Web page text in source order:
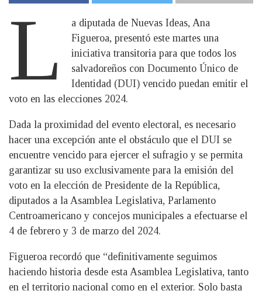
L
a diputada de Nuevas Ideas, Ana
Figueroa, presentó este martes una
iniciativa transitoria para que todos los
salvadoreños con Documento Único de
Identidad (DUI) vencido puedan emitir el
voto en las elecciones 2024.
Dada la proximidad del evento electoral, es necesario
hacer una excepción ante el obstáculo que el DUI se
encuentre vencido para ejercer el sufragio y se permita
garantizar su uso exclusivamente para la emisión del
voto en la elección de Presidente de la República,
diputados a la Asamblea Legislativa, Parlamento
Centroamericano y concejos municipales a efectuarse el
4 de febrero y 3 de marzo del 2024.
Figueroa recordó que “definitivamente seguimos
haciendo historia desde esta Asamblea Legislativa, tanto
en el territorio nacional como en el exterior. Solo basta